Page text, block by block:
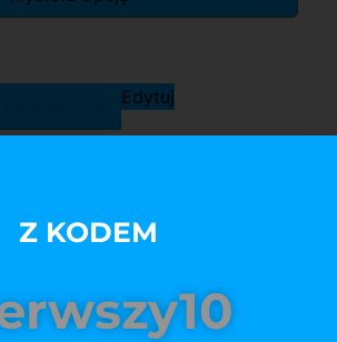
Edytuj
Opis
Z KODEM